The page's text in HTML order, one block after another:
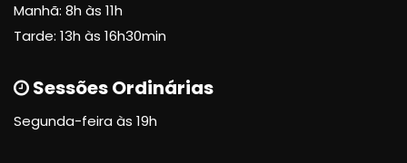
Manhã: 8h às 11h
Tarde: 13h às 16h30min
Sessões Ordinárias
Segunda-feira às 19h